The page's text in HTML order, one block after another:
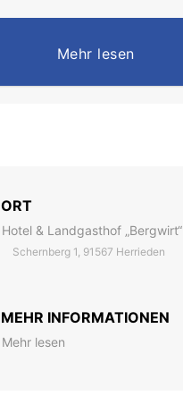
Mehr lesen
ORT
Hotel & Landgasthof „Bergwirt“
Schernberg 1, 91567 Herrieden
MEHR INFORMATIONEN
Mehr lesen